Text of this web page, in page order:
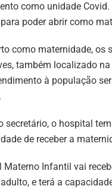
como unidade
poder abrir como
como maternidade, os
também localizado
à população
secretário, o hospital
de receber a
Materno Infantil vai
e terá a